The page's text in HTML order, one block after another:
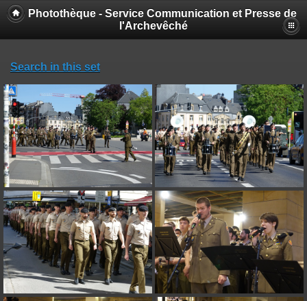
Photothèque - Service Communication et Presse de
l'Archevêché
Search in this set